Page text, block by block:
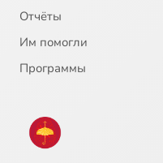
Отчёты
Им помогли
Программы